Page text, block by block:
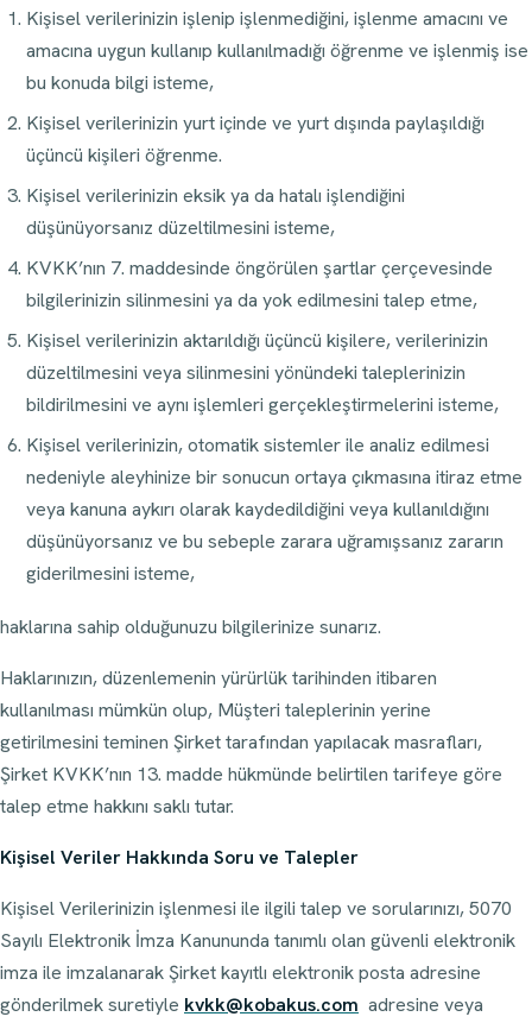
Kişisel verilerinizin işlenip işlenmediğini, işlenme amacını ve
amacına uygun kullanıp kullanılmadığı öğrenme ve işlenmiş ise
bu konuda bilgi isteme,
Kişisel verilerinizin yurt içinde ve yurt dışında paylaşıldığı
üçüncü kişileri öğrenme.
Kişisel verilerinizin eksik ya da hatalı işlendiğini
düşünüyorsanız düzeltilmesini isteme,
KVKK’nın 7. maddesinde öngörülen şartlar çerçevesinde
bilgilerinizin silinmesini ya da yok edilmesini talep etme,
Kişisel verilerinizin aktarıldığı üçüncü kişilere, verilerinizin
düzeltilmesini veya silinmesini yönündeki taleplerinizin
bildirilmesini ve aynı işlemleri gerçekleştirmelerini isteme,
Kişisel verilerinizin, otomatik sistemler ile analiz edilmesi
nedeniyle aleyhinize bir sonucun ortaya çıkmasına itiraz etme
veya kanuna aykırı olarak kaydedildiğini veya kullanıldığını
düşünüyorsanız ve bu sebeple zarara uğramışsanız zararın
giderilmesini isteme,
haklarına sahip olduğunuzu bilgilerinize sunarız.
Haklarınızın, düzenlemenin yürürlük tarihinden itibaren
kullanılması mümkün olup, Müşteri taleplerinin yerine
getirilmesini teminen Şirket tarafından yapılacak masrafları,
Şirket KVKK’nın 13. madde hükmünde belirtilen tarifeye göre
talep etme hakkını saklı tutar.
Kişisel Veriler Hakkında Soru ve Talepler
Kişisel Verilerinizin işlenmesi ile ilgili talep ve sorularınızı, 5070
Sayılı Elektronik İmza Kanununda tanımlı olan güvenli elektronik
imza ile imzalanarak Şirket kayıtlı elektronik posta adresine
gönderilmek suretiyle kvkk@kobakus.com adresine veya